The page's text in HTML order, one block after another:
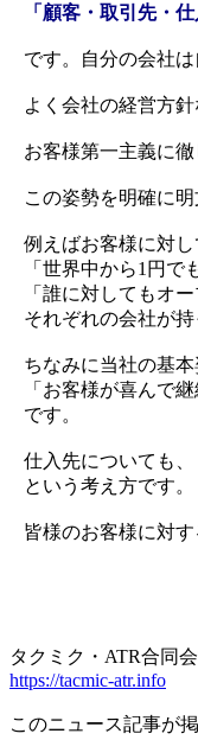
「顧客・取引先・
です。自分の会社
よく会社の経営方
お客様第一主義に
この姿勢を明確に
例えばお客様に対
「世界中から1円
「誰に対してもオ
それぞれの会社が
ちなみに当社の基
「お客様が喜んで
です。
仕入先についても
という考え方です。
皆様のお客様に対
タクミク・ATR合同
https://tacmic-atr.info
このニュース記事が